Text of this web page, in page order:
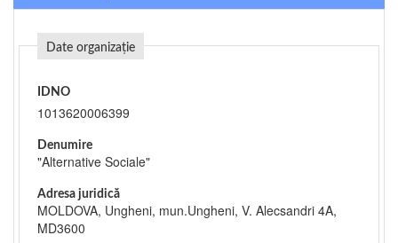
Date organizație
IDNO
1013620006399
Denumire
"Alternative Sociale"
Adresa juridică
MOLDOVA, Ungheni, mun.Ungheni, V. Alecsandri 4A,
MD3600